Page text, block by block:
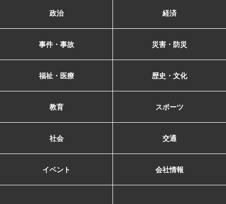
政治 経済
事件・事故 災害・防災
福祉・医療 歴史・文化
教育 スポーツ
社会 交通
イベント 会社情報